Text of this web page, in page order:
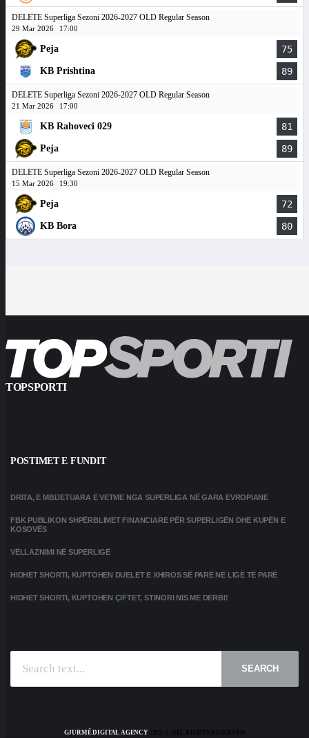
DELETE Superliga Sezoni 2026-2027 OLD Regular Season
29 Mar 2026 17:00
Peja 75
KB Prishtina 89
DELETE Superliga Sezoni 2026-2027 OLD Regular Season
21 Mar 2026 17:00
KB Rahoveci 029 81
Peja 89
DELETE Superliga Sezoni 2026-2027 OLD Regular Season
15 Mar 2026 19:30
Peja 72
KB Bora 80
TOPSPORTI
POSTIMET E FUNDIT
DRITA, E MBIJETUARA E VETME NGA SUPERLIGA NË GARA EVROPIANE
FBK PUBLIKON SHPËRBLIMET FINANCIARE PËR SUPERLIGËN DHE KUPËN E
KOSOVËS
VËLLAZNIMI NË SUPERLIGË
HIDHET SHORTI, KUPTOHEN DUELET E XHIROS SË PARË NË LIGË TË PARË
HIDHET SHORTI, KUPTOHEN ÇIFTET, STINORI NIS ME DERBI!
SEARCH
GJURMË DIGITAL AGENCY2025 | ALL RIGHTS RESERVED